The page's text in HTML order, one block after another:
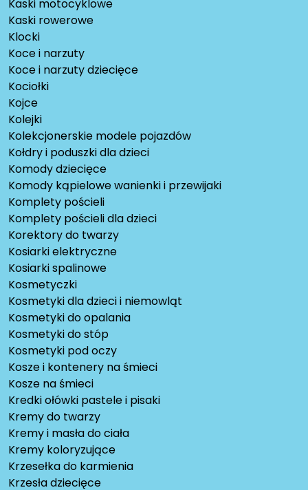
Kaski motocyklowe
Kaski rowerowe
Klocki
Koce i narzuty
Koce i narzuty dziecięce
Kociołki
Kojce
Kolejki
Kolekcjonerskie modele pojazdów
Kołdry i poduszki dla dzieci
Komody dziecięce
Komody kąpielowe wanienki i przewijaki
Komplety pościeli
Komplety pościeli dla dzieci
Korektory do twarzy
Kosiarki elektryczne
Kosiarki spalinowe
Kosmetyczki
Kosmetyki dla dzieci i niemowląt
Kosmetyki do opalania
Kosmetyki do stóp
Kosmetyki pod oczy
Kosze i kontenery na śmieci
Kosze na śmieci
Kredki ołówki pastele i pisaki
Kremy do twarzy
Kremy i masła do ciała
Kremy koloryzujące
Krzesełka do karmienia
Krzesła dziecięce